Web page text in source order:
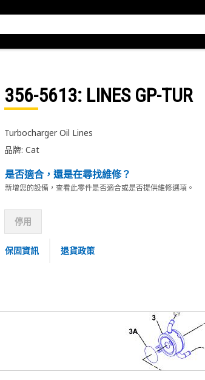
356-5613: LINES GP-TUR
Turbocharger Oil Lines
品牌: Cat
是否適合，還是在尋找維修？
新增您的設備，查看此零件是否適合或是否提供維修選項。
停用
保固資訊 退貨政策